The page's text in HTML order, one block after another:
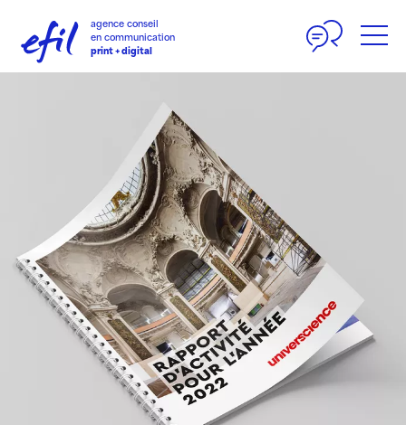
agence conseil
en communication
print + digital